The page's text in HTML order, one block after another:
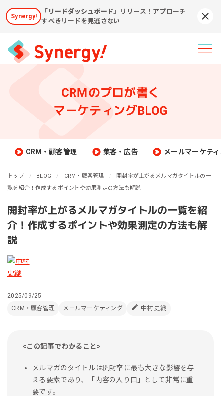
Synergy!
「リードダッシュボード」
リリース！アプローチ
すべきリードを見逃さない
CRMのプロが書く
マーケティングBLOG
CRM・顧客管理 集客・広告 メールマーケテ
トップ BLOG CRM・顧客管理
開封率が上がるメルマガタイトルの一
覧を紹介！作成するポイントや効果測定の方法も解説
開封率が上がるメルマガタイトルの一覧を紹
介！作成するポイントや効果測定の方法も解
説
2025/09/25
CRM・顧客管理
メールマーケティング 中村 史織
<この記事でわかること>
メルマガのタイトルは開封率に最も大きな影響を与
える要素であり、「内容の入り口」として非常に重
要です。